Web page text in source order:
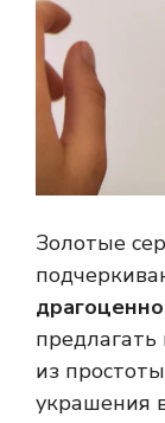
Золотые
из
украшения